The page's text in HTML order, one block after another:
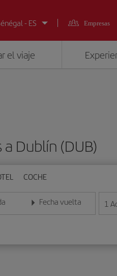
- ES
Empresas
el viaje
Dublín (DUB)
COCHE
fecha en formato día/mes/año
Fecha vuelta
Introduce la fecha en 1